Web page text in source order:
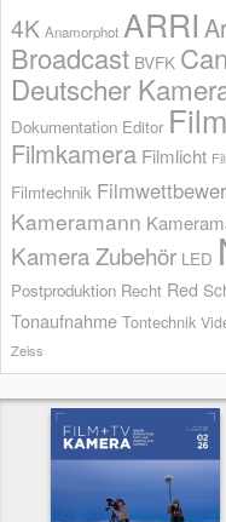
4K Anamorphot ARRI
Broadcast BVFK
Deutscher
Dokumentation Editor
Filmkamera Filmlicht
Filmtechnik
Kameramann
Kamera Zubehör LED
Postproduktion Recht Red
Tonaufnahme Tontechnik
Zeiss